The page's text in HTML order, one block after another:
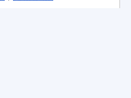
Európskej únie